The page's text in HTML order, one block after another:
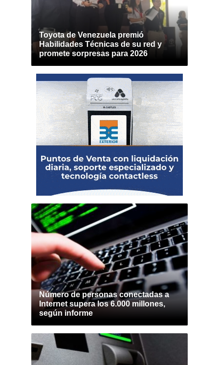
Toyota de Venezuela premió
Habilidades Técnicas de su red y
promete sorpresas para 2026
Número de personas conectadas a
Internet supera los 6.000 millones,
según informe